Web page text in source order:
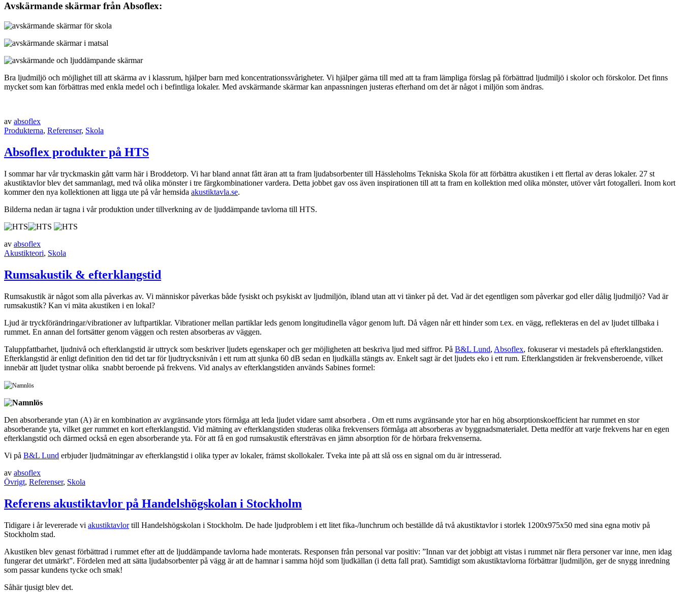
Avskärmande skärmar från Absoflex:
Bra ljudmiljö och möjlighet till att skärma av i klassrum, hjälper barn med koncentrationssvårigheter. Vi hjälper gärna till med att ta fram lämpliga förslag på förbättrad ljudmiljö i skolor och förskolor. Det finns
mycket som kan förbättras med enkla medel och i befintliga lokaler. Med avskärmande skärmar kan anpassningen justeras efterhand om det är något i miljön som ändras.
av absoflex
Produkterna, Referenser, Skola
Absoflex produkter på HTS
I sommar har vår tryckmaskin gått varm här i Broddetorp. Vi har bland annat fått äran att ta fram ljudabsorbenter till Hässleholms Tekniska Skola för att förbättra akustiken i ett flertal av deras lokaler. 27 st
akustiktavlor blev det sammanlagt, med två olika mönster i tre färgkombinationer vardera. Detta jobbet gav oss även inspirationen till att ta fram en kollektion med olika mönster, utöver vårt fotogalleri. Inom kort
kommer den nya kollektionen att ligga ute på vår hemsida akustiktavla.se.
Bilderna nedan är tagna i vår produktion under tillverkning av de ljuddämpande tavlorna till HTS.
av absoflex
Akustikteori, Skola
Rumsakustik & efterklangstid
Rumsakustik är något som alla påverkas av. Vi människor påverkas både fysiskt och psykiskt av ljudmiljön, ibland utan att vi tänker på det. Vad är det egentligen som påverkar god eller dålig ljudmiljö? Vad är
rumsakustik? Kan vi mäta akustiken i en lokal?
Ljud är tryckförändringar/vibrationer av luftpartiklar. Vibrationer mellan partiklar leds genom longitudinella vågor genom luft. Då vågen når ett hinder som t.ex. en vägg, reflekteras en del av ljudet tillbaka i
rummet. En annan del fortsätter genom väggen och resten absorberas av väggen.
Taluppfattbarhet, ljudnivå och efterklangstid är uttryck som beskriver ljudets egenskaper och ger möjligheten att beskriva ljud med siffror. På B&L Lund, Absoflex, fokuserar vi mestadels på efterklangstiden.
Efterklangstid är enligt definition den tid det tar för ljudtrycksnivån i ett rum att sjunka 60 dB sedan en ljudkälla stängts av. Enkelt sagt är det ljudets eko i ett rum. Efterklangstiden är frekvensberoende, vilket
innebär att ljudet tystnar olika snabbt beroende på frekvens. Vid analys av efterklangstiden används Sabines formel:
Den absorberande ytan (A) är en kombination av avgränsande ytors förmåga att leda ljudet vidare samt absorbera . Om ett rums avgränsande ytor har en hög absorptionskoefficient har rummet en stor
absorberande yta, vilket ger rummet en kort efterklangstid. Vid mätning av efterklangstiden studeras olika frekvensers förmåga att absorberas av byggnadsmaterialet. Detta medför att varje frekvens har en egen
efterklangstid och därmed också en egen absorberande yta. För att få en god rumsakustik eftersträvas en jämn absorption för de hörbara frekvenserna.
Vi på B&L Lund erbjuder ljudmätningar av efterklangstid i olika typer av lokaler, främst skollokaler. Tveka inte på att slå oss en signal om du är intresserad.
av absoflex
Övrigt, Referenser, Skola
Referens akustiktavlor på Handelshögskolan i Stockholm
Tidigare i år levererade vi akustiktavlortill Handelshögskolan i Stockholm. De hade ljudproblem i ett litet fika-/lunchrum och beställde då två akustiktavlor i storlek 1200x975x50 med sina egna motiv på
Stockholm stad.
Akustiken blev genast förbättrad i rummet efter att de ljuddämpande tavlorna hade monterats. Responsen från personal var positiv: ”Innan var det jobbigt att vistas i rummet när flera personer var inne, men idag
fungerar det utmärkt”. Fördelen med att sätta ljudabsorbenter på vägg är att de hamnar i samma höjd som ljudkällan (i detta fall prat). Samtidigt som akustiktavlorna förbättrar ljudmiljön, ger de snygg inredning
som passar kundens tycke och smak!
Såhär tjusigt blev det.